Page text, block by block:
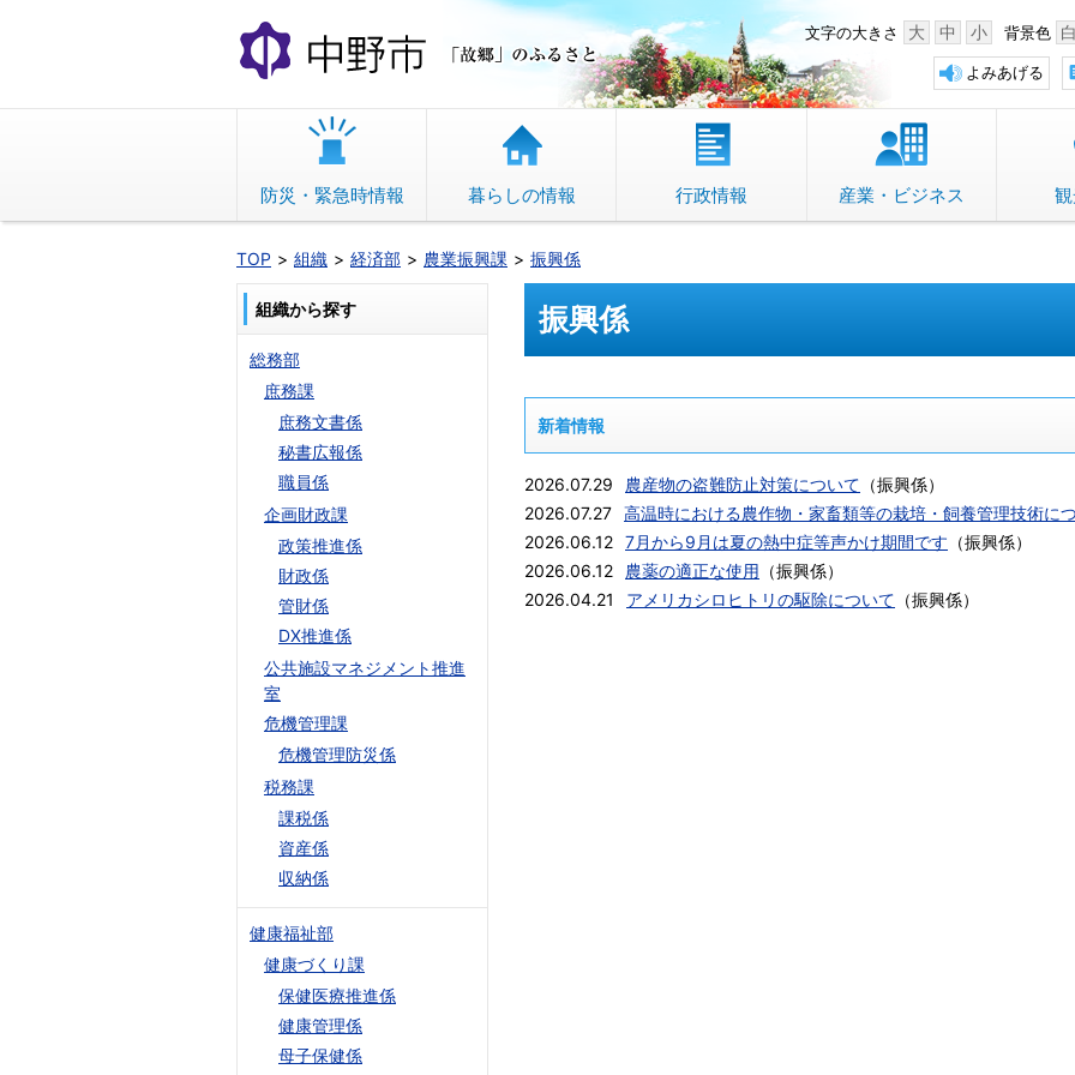
文
へ
動
中野市 「故郷」のふるさと 背景色 白
文字の大きさ 大 中 小
よみあげる
防災・緊急時情報 暮らしの情報 行政情報 産業・ビジネス
TOP 組織 経済部 農業振興課 振興係
振興係
新着情報
2026.07.29 農産物の盗難防止対策について （振興係）
2026.07.27 高温時における農作物・家畜類等の栽培・飼養管理技術に
2026.06.12 7月から9月は夏の熱中症等声かけ期間です （振興係）
2026.06.12
農薬の適正な使用 （振興係）
2026.04.21
アメリカシロヒトリの駆除について （振興係）
組織から探す
総務部
庶務課
庶務文書係
秘書広報係
職員係
企画財政課
政策推進係
財政係
管財係
DX推進係
公共施設マネジメント推進
室
危機管理課
危機管理防災係
税務課
課税係
資産係
収納係
健康福祉部
健康づくり課
保健医療推進係
健康管理係
母子保健係